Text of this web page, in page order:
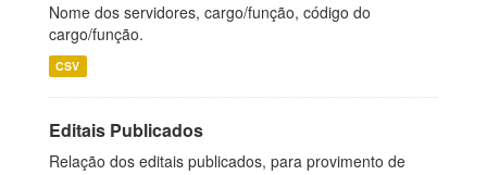
Nome dos servidores, cargo/função, código do
cargo/função.
CSV
Editais Publicados
Relação dos editais publicados, para provimento de